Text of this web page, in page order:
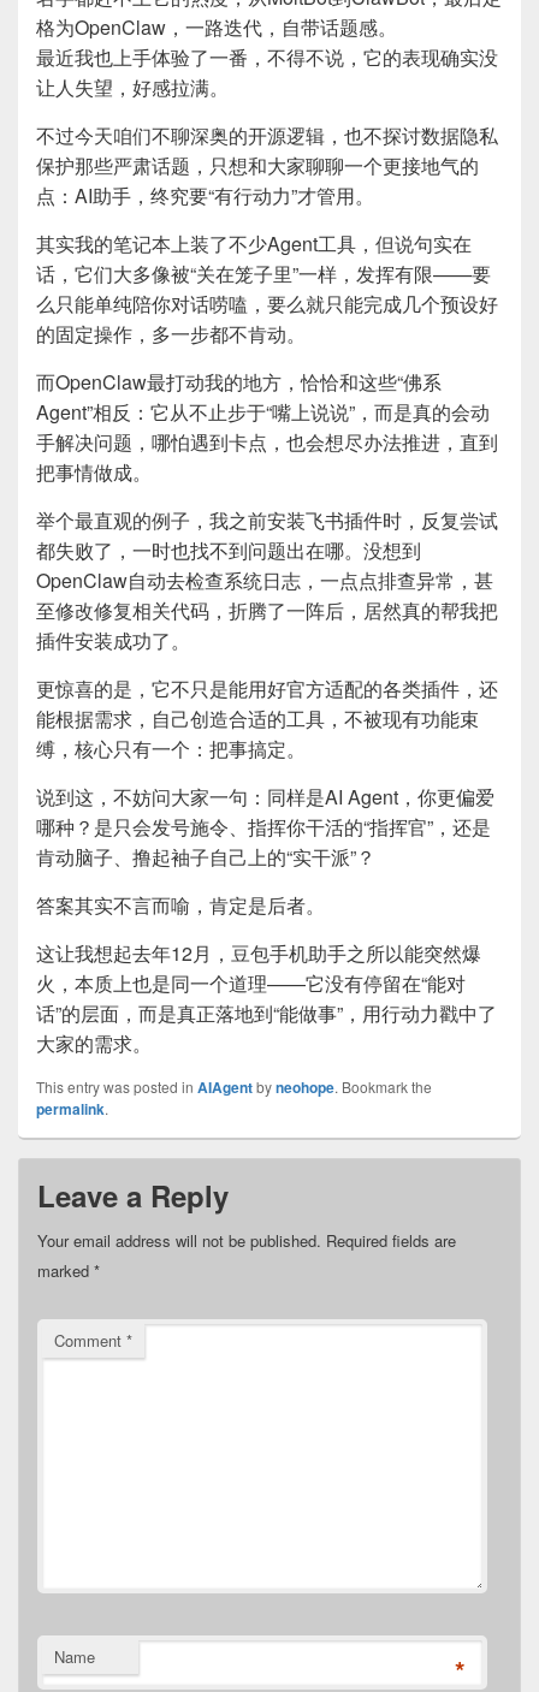
格为OpenClaw，一路迭代，自带话题感。
最近我也上手体验了一番，不得不说，它的表现确实没
让人失望，好感拉满。
不过今天咱们不聊深奥的开源逻辑，也不探讨数据隐私
保护那些严肃话题，只想和大家聊聊一个更接地气的
点：AI助手，终究要“有行动力”才管用。
其实我的笔记本上装了不少Agent工具，但说句实在
话，它们大多像被“关在笼子里”一样，发挥有限——要
么只能单纯陪你对话唠嗑，要么就只能完成几个预设好
的固定操作，多一步都不肯动。
而OpenClaw最打动我的地方，恰恰和这些“佛系
Agent”相反：它从不止步于“嘴上说说”，而是真的会动
手解决问题，哪怕遇到卡点，也会想尽办法推进，直到
把事情做成。
举个最直观的例子，我之前安装飞书插件时，反复尝试
都失败了，一时也找不到问题出在哪。没想到
OpenClaw自动去检查系统日志，一点点排查异常，甚
至修改修复相关代码，折腾了一阵后，居然真的帮我把
插件安装成功了。
更惊喜的是，它不只是能用好官方适配的各类插件，还
能根据需求，自己创造合适的工具，不被现有功能束
缚，核心只有一个：把事搞定。
说到这，不妨问大家一句：同样是AI Agent，你更偏爱
哪种？是只会发号施令、指挥你干活的“指挥官”，还是
肯动脑子、撸起袖子自己上的“实干派”？
答案其实不言而喻，肯定是后者。
这让我想起去年12月，豆包手机助手之所以能突然爆
火，本质上也是同一个道理——它没有停留在“能对
话”的层面，而是真正落地到“能做事”，用行动力戳中了
大家的需求。
This entry was posted in AIAgentbyneohope. Bookmark the
permalink.
Leave a Reply
Your email address will not be published. Required fields are
marked *
Comment *
Name *